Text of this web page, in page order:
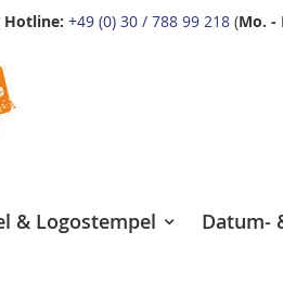
Hotline: +49 (0) 30 / 788 99 218 (Mo. -
& Logostempel Datum-